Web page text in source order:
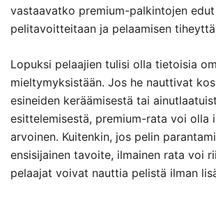
vastaavatko premium-palkintojen
pelitavoitteitaan ja pelaamisen
Lopuksi pelaajien tulisi olla tietoisia
mieltymyksistään. Jos he nauttivat
esineiden keräämisestä tai
esittelemisestä, premium-rata voi olla
arvoinen. Kuitenkin, jos pelin
ensisijainen tavoite, ilmainen rata voi
pelaajat voivat nauttia pelistä ilman